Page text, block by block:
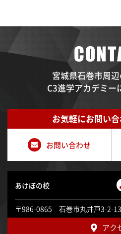
宮城県石巻市周
C3進学アカデミー
お気軽にお問い
お問い合わせ
あけぼの校
〒986-0865 石巻市丸井戸3-2-13
アク